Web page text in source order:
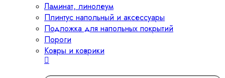
Ламинат, линолеум
Плинтус напольный и аксессуары
Подложка для напольных покрытий
Пороги
Ковры и коврики